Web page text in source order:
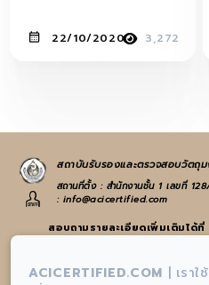
22/10/2020 3,272
สถาบันรับรองและตรวจสอบวัตถุม
สถานที่ตั้ง : สำนักงานชั้น 1 เลขที่
: info@acicertified.com
สอบถามรายละเอียดเพิ่มเติมได้ที่
ACICERTIFIED.COM
เรา